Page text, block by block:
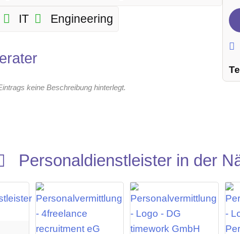
IT Engineering
keine Beschreibung hinterlegt.
Personaldienstleister in der